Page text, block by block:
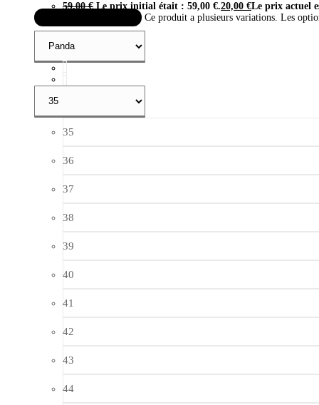
59,00€ Le prix initial était : 59,00 €.20,00 €Le prix actuel
Ce produit a plusieurs variations. Les
35
36
37
38
39
40
41
42
43
44